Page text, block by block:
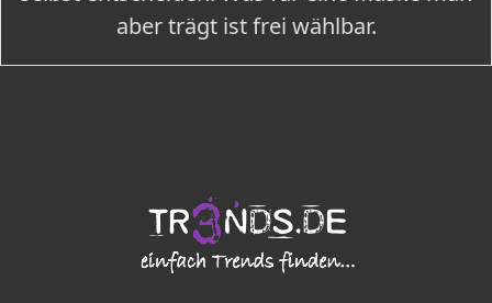
aber trägt ist frei wählbar.